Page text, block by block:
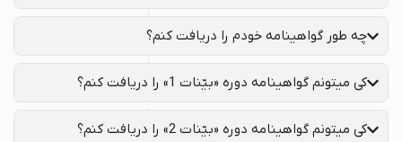
چه طور گواهینامه خودم را دریافت کنم؟
کی میتونم گواهینامه دوره «بیّنات 1» را دریافت کنم؟
کی میتونم گواهینامه دوره «بیّنات 2» را دریافت کنم؟